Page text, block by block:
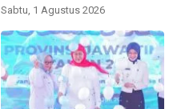
Sabtu, 1 Agustus 2026